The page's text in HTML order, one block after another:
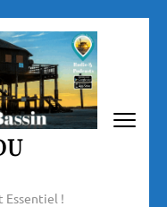
Essentiel !